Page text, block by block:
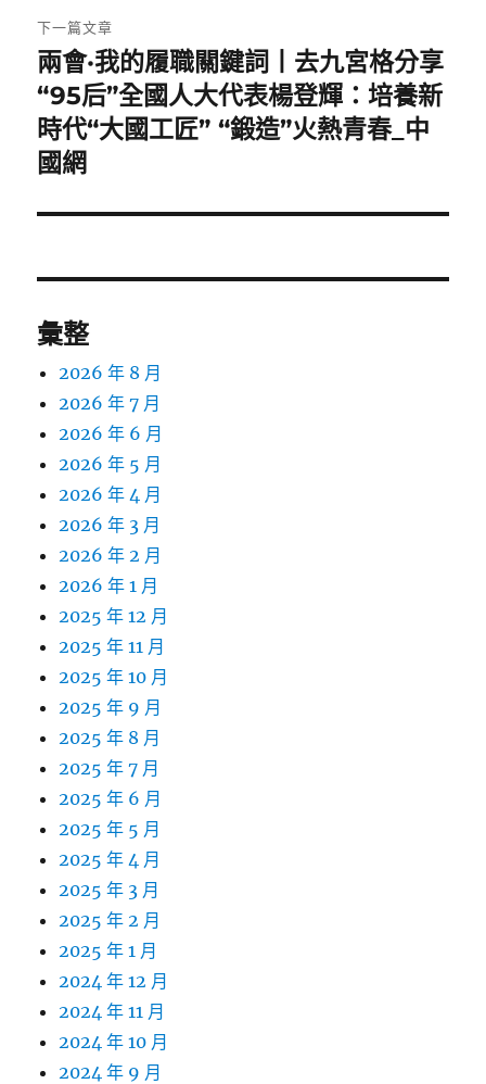
章:
下一篇文章
下
一
篇
文
章:
兩會·我的履職關鍵詞丨去九宮格分享
“95后”全國人大代表楊登輝：培養新
時代“大國工匠” “鍛造”火熱青春_中
國網
彙整
2026 年 8 月
2026 年 7 月
2026 年 6 月
2026 年 5 月
2026 年 4 月
2026 年 3 月
2026 年 2 月
2026 年 1 月
2025 年 12 月
2025 年 11 月
2025 年 10 月
2025 年 9 月
2025 年 8 月
2025 年 7 月
2025 年 6 月
2025 年 5 月
2025 年 4 月
2025 年 3 月
2025 年 2 月
2025 年 1 月
2024 年 12 月
2024 年 11 月
2024 年 10 月
2024 年 9 月